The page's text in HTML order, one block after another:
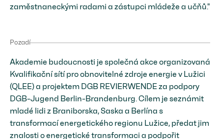
zaměstnaneckými radami a zástupci mládeže a učňů."
Pozadí
Akademie budoucnosti je společná akce organizovaná
Kvalifikační sítí pro obnovitelné zdroje energie v Lužici
(QLEE) a projektem DGB REVIERWENDE za podpory
DGB-Jugend Berlin-Brandenburg. Cílem je seznámit
mladé lidi z Braniborska, Saska a Berlína s
transformací energetického regionu Lužice, předat jim
znalosti o energetické transformaci a podpořit